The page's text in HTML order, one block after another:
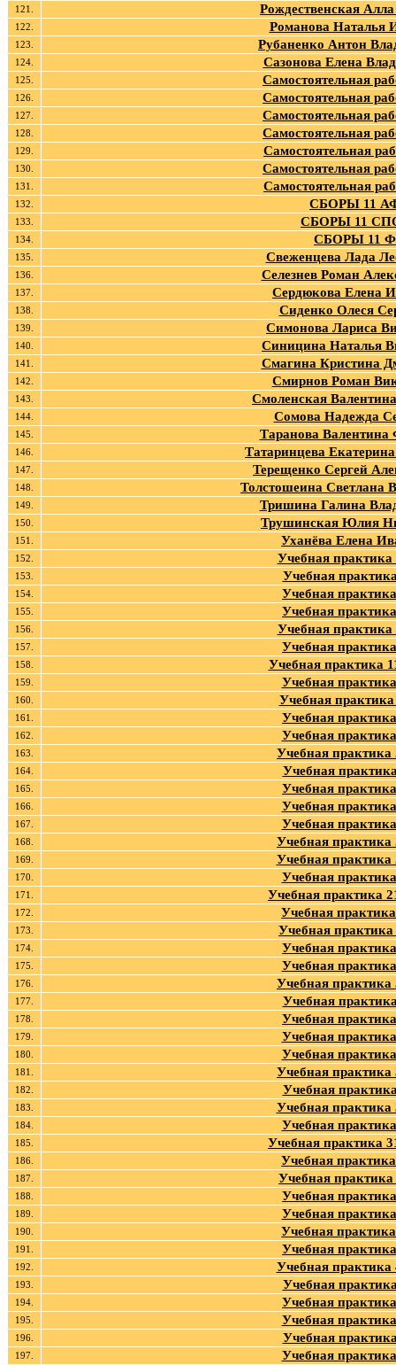
121. Рождественская
122. Романова Наталья
123. Рубаненко Антон
124. Сазонова Елена
125. Самостоятельная
126. Самостоятельная
127. Самостоятельная
128. Самостоятельная
129. Самостоятельная
130. Самостоятельная
131. Самостоятельная
132. СБОРЫ 11
133. СБОРЫ 11
134. СБОРЫ 11
135. Свеженцева Лада
136. Селезнев Роман
137. Сердюкова Елена
138. Сиденко Олеся
139. Симонова Лариса
140. Синицина Наталья
141. Смагина Кристина
142. Смирнов Роман
143. Смоленская
144. Сомова Надежда
145. Таранова Валентина
146. Татаринцева
147. Терещенко Сергей
148. Толстошеина Светлана
149. Тришина Галина
150. Трушинская Юлия
151. Уханёва Елена
152. Учебная
153. Учебная
154. Учебная
155. Учебная
156. Учебная
157. Учебная
158. Учебная практика
159. Учебная
160. Учебная
161. Учебная
162. Учебная
163. Учебная
164. Учебная
165. Учебная
166. Учебная
167. Учебная
168. Учебная
169. Учебная
170. Учебная
171. Учебная практика
172. Учебная
173. Учебная
174. Учебная
175. Учебная
176. Учебная
177. Учебная
178. Учебная
179. Учебная
180. Учебная
181. Учебная
182. Учебная
183. Учебная
184. Учебная
185. Учебная практика
186. Учебная
187. Учебная
188. Учебная
189. Учебная
190. Учебная
191. Учебная
192. Учебная
193. Учебная
194. Учебная
195. Учебная
196. Учебная
197. Учебная